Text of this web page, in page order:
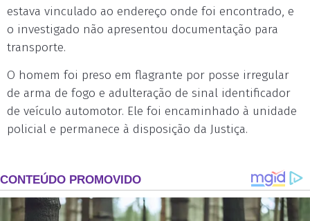
estava vinculado ao endereço onde foi encontrado, e
o investigado não apresentou documentação para
transporte.
O homem foi preso em flagrante por posse irregular
de arma de fogo e adulteração de sinal identificador
de veículo automotor. Ele foi encaminhado à unidade
policial e permanece à disposição da Justiça.